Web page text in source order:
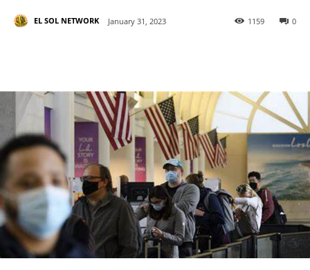
EL SOL NETWORK January 31, 2023 0
1159